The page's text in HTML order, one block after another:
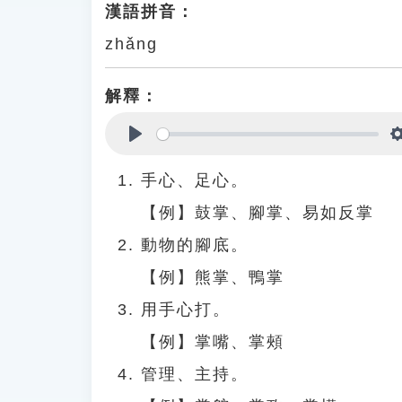
漢語拼音：
zhǎng
解釋：
手心、足心。
【例】鼓掌、腳掌、易如反掌
動物的腳底。
【例】熊掌、鴨掌
用手心打。
【例】掌嘴、掌頰
管理、主持。